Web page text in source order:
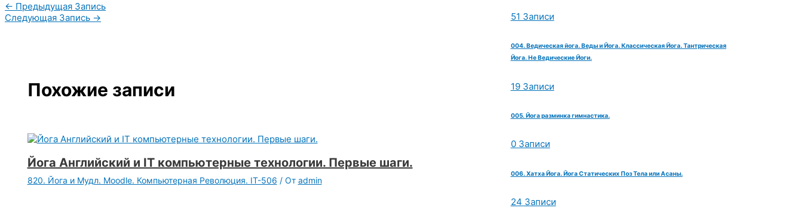
← Предыдущая Запись
Следующая Запись →
Похожие записи
Йога Английский и IT компьютерные технологии. Первые шаги.
820. Йога и Мудл. Moodle. Компьютерная Революция. IT-506 / От admin
51 Записи
004. Ведическая йога. Веды и Йога. Классическая Йога. Тантрическая
Йога. Не Ведические Йоги.
19 Записи
005. Йога разминка гимнастика.
0 Записи
006. Хатха Йога. Йога Статических Поз Тела или Асаны.
24 Записи